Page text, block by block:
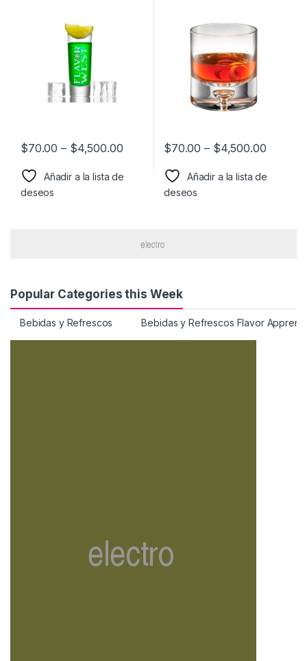
$70.00 – $4,500.00
Añadir a la lista de
deseos
$70.00 – $4,500.00
Añadir a la lista de
deseos
Popular Categories this Week
Bebidas y Refrescos Bebidas y Refrescos Flavor